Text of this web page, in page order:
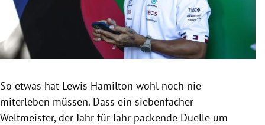
Untermenü
Untermenü
Untermenü
So etwas hat Lewis Hamilton wohl noch nie
miterleben müssen. Dass ein siebenfacher
Weltmeister, der Jahr für Jahr packende Duelle um